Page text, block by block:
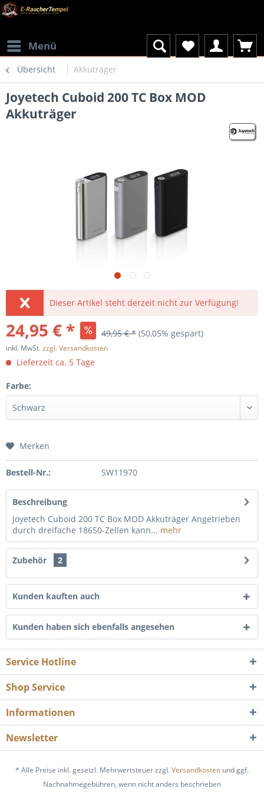
Menü
Übersicht Akkuträger
Joyetech Cuboid 200 TC Box MOD
Akkuträger
Dieser Artikel steht derzeit nicht zur Verfügung!
24,95 € * 49,95 € * (50,05% gespart)
inkl. MwSt.zzgl. Versandkosten
Lieferzeit ca. 5 Tage
Farbe:
Merken
Bestell-Nr.: SW11970
Beschreibung
Joyetech Cuboid 200 TC Box MOD Akkuträger Angetrieben
durch dreifache 18650-Zellen kann... mehr
Zubehör 2
Kunden kauften auch
Kunden haben sich ebenfalls angesehen
Service Hotline
Shop Service
Informationen
Newsletter
* Alle Preise inkl. gesetzl. Mehrwertsteuer zzgl.Versandkosten und ggf.
Nachnahmegebühren, wenn nicht anders beschrieben